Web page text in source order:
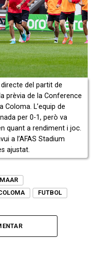
del partit de
prèvia de la Conference
Coloma. L’equip de
per 0-1, però va
quant a rendiment i joc.
a l’AFAS Stadium
ajustat.
FUTBOL